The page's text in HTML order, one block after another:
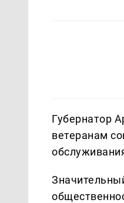
Губернатор
ветеранам